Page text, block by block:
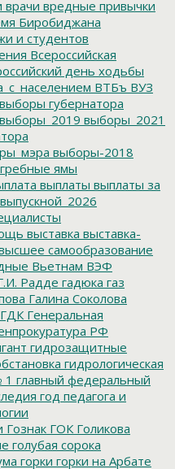
врачи вредные привычки
Биробиджана
и студентов
Всероссийская
день ходьбы
ВТБъ ВУЗ
выборы губернатора
выборы_2019 выборы_2021
выборы-2018
ямы
выплаты выплаты за
выпускной_2026
выставка выставка-
самообразование
Вьетнам ВЭФ
Радде гадюка газ
Галина Соколова
ГДК Генеральная
РФ
гидрозащитные
гидрологическая
1 главный федеральный
год педагога и
Гознак ГОК Голикова
голубая сорока
горки горки на Арбате